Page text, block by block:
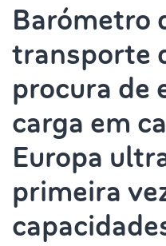
Barómetro
transporte
procura de
carga em
Europa
primeira